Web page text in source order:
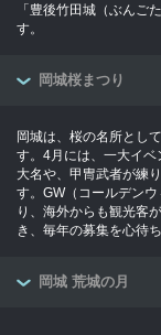
「豊後竹田城（ぶんご
す。
岡城桜まつり
岡城は、桜の名所とし
す。4月には、一大イ
大名や、甲冑武者が練
す。GW（コールデン
り、海外からも観光客
き、毎年の募集を心待
岡城 荒城の月